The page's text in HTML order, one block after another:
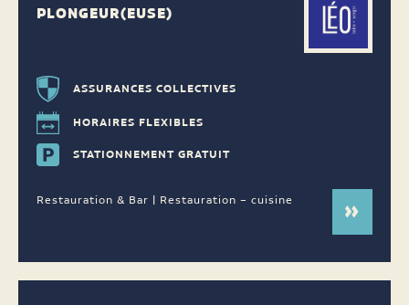
PLONGEUR(EUSE)
ASSURANCES COLLECTIVES
HORAIRES FLEXIBLES
STATIONNEMENT GRATUIT
Restauration & Bar | Restauration – cuisine